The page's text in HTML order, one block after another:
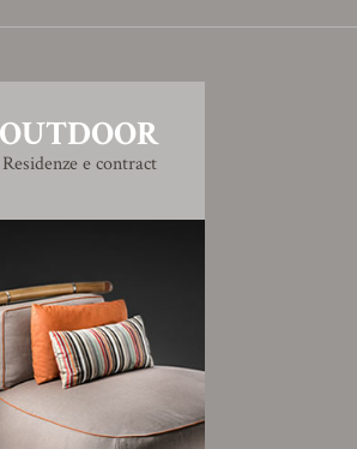
OUTDOOR
Residenze e contract